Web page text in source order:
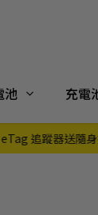
池 充電